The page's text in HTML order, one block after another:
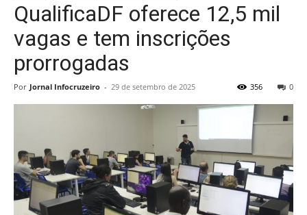
QualificaDF oferece 12,5 mil
vagas e tem inscrições
prorrogadas
Por Jornal Infocruzeiro - 29 de setembro de 2025 0
356